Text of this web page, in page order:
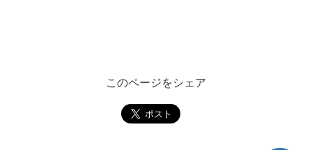
このページをシェア